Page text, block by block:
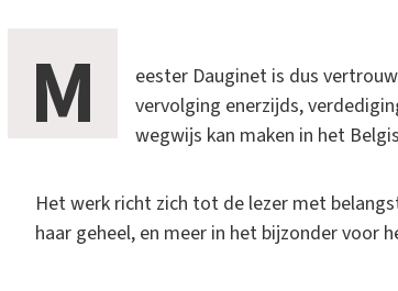
M
eester Dauginet is dus
vervolging enerzijds,
wegwijs kan maken in het
Het werk richt zich tot de lezer met
haar geheel, en meer in het bijzonder voor